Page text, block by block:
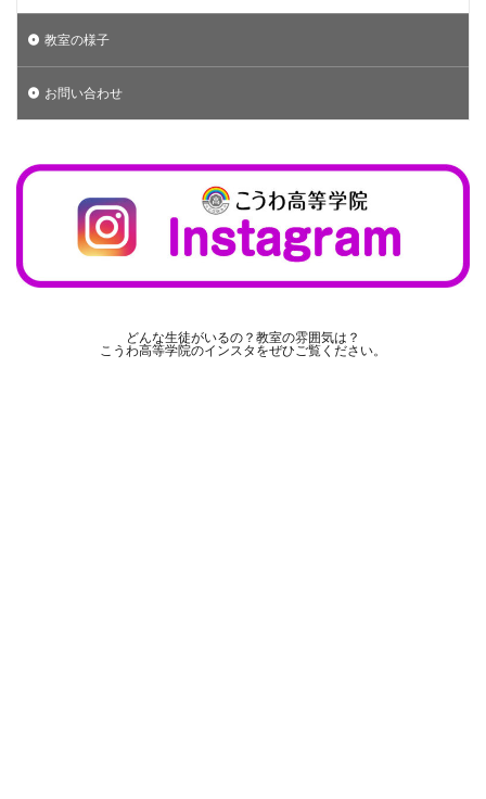
教室の様子
お問い合わせ
どんな生徒がいるの？教室の雰囲気は？
こうわ高等学院のインスタをぜひご覧ください。